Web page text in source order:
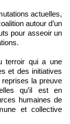
actuelles,
autour d’un
pour asseoir un
terroir qui a une
et des initiatives
la preuve
qu’il est en
humaines de
et collective